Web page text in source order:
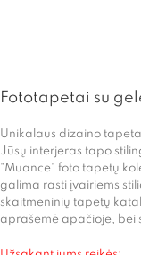
Fototapetai su
Unikalaus dizaino
Jūsų interjeras tapo
"Muance" foto tapetų
galima rasti įvairiems
skaitmeninių tapetų
aprašemė apačioje, bei